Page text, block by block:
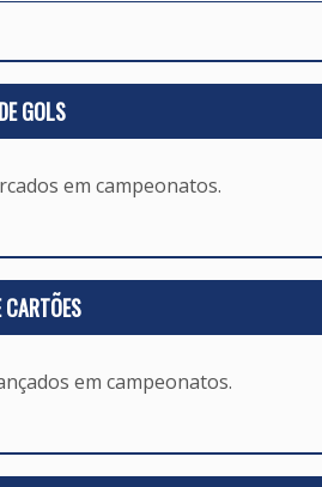
GOLS
em campeonatos.
em campeonatos.